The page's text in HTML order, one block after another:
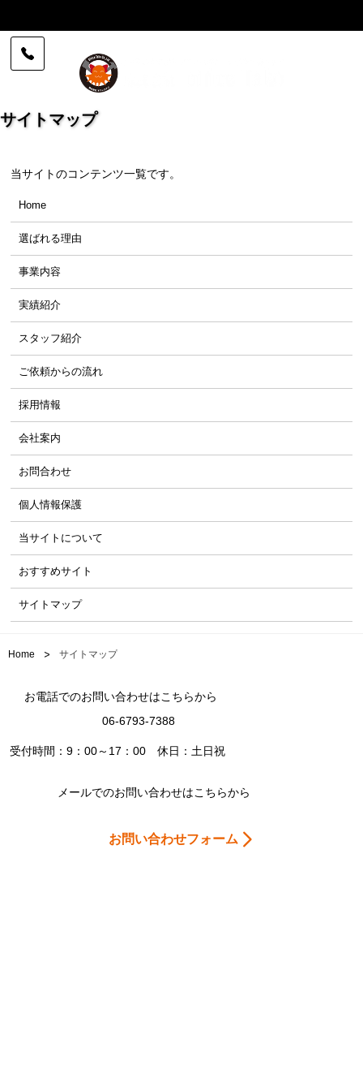
サイトマップ
当サイトのコンテンツ一覧です。
Home
選ばれる理由
事業内容
実績紹介
スタッフ紹介
ご依頼からの流れ
採用情報
会社案内
お問合わせ
個人情報保護
当サイトについて
おすすめサイト
サイトマップ
Home > サイトマップ
メールでのお問い合わせはこちらから
お問い合わせフォーム
お電話でのお問い合わせはこちらから
06-6793-7388
受付時間：9：00～17：00 休日：土日祝